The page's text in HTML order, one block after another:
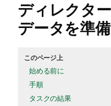
ディレクタ
データを準備
このページ上
始める前に
手順
タスクの結果